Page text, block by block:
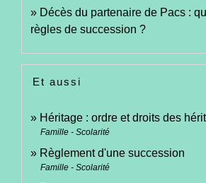
Décès du partenaire de Pacs :
règles de succession ?
Et aussi
Héritage : ordre et droits des
Famille - Scolarité
Règlement d'une succession
Famille - Scolarité